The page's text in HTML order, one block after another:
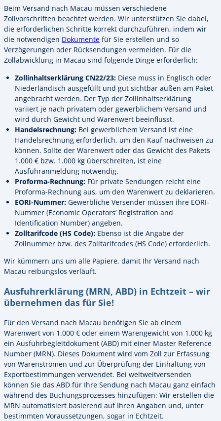
Beim Versand nach Macau müssen verschiedene
Zollvorschriften beachtet werden. Wir unterstützen Sie dabei,
die erforderlichen Schritte korrekt durchzuführen, indem wir
die notwendigen Dokumente für Sie erstellen und so
Verzögerungen oder Rücksendungen vermeiden. Für die
Zollabwicklung in Macau sind folgende Dinge erforderlich:
Zollinhaltserklärung CN22/23: Diese muss in Englisch oder
Niederländisch ausgefüllt und gut sichtbar außen am Paket
angebracht werden. Der Typ der Zollinhaltserklärung
variiert je nach privatem oder gewerblichem Versand und
wird durch Gewicht und Warenwert beeinflusst.
Handelsrechnung: Bei gewerblichem Versand ist eine
Handelsrechnung erforderlich, um den Kauf nachweisen zu
können. Sollte der Warenwert oder das Gewicht des Pakets
1.000 € bzw. 1.000 kg überschreiten, ist eine
Ausfuhranmeldung notwendig.
Proforma-Rechnung: Für private Sendungen reicht eine
Proforma-Rechnung aus, um den Warenwert zu deklarieren.
EORI-Nummer: Gewerbliche Versender müssen ihre EORI-
Nummer (Economic Operators’ Registration and
Identification Number) angeben.
Zolltarifcode (HS Code): Ebenso ist die Angabe der
Zollnummer bzw. des Zolltarifcodes (HS Code) erforderlich.
Wir kümmern uns um alle Papiere, damit Ihr Versand nach
Macau reibungslos verläuft.
Ausfuhrerklärung (MRN, ABD) in Echtzeit – wir
übernehmen das für Sie!
Für den Versand nach Macau benötigen Sie ab einem
Warenwert von 1.000 € oder einem Warengewicht von 1.000 kg
ein Ausfuhrbegleitdokument (ABD) mit einer Master Reference
Number (MRN). Dieses Dokument wird vom Zoll zur Erfassung
von Warenströmen und zur Überprüfung der Einhaltung von
Exportbestimmungen verwendet. Bei weltweitversenden
können Sie das ABD für Ihre Sendung nach Macau ganz einfach
während des Buchungsprozesses hinzufügen: Wir erstellen die
MRN automatisiert basierend auf Ihren Angaben und, unter
bestimmten Voraussetzungen, sogar in Echtzeit.